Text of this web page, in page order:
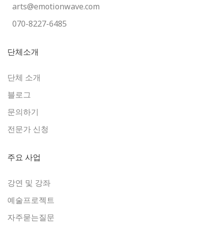
arts@emotionwave.com
070-8227-6485
단체소개
단체 소개
블로그
문의하기
전문가 신청
주요 사업
강연 및 강좌
예술프로젝트
자주묻는질문